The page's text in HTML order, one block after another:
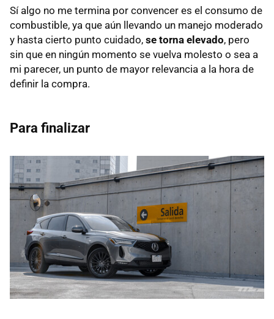
Sí algo no me termina por convencer es el consumo de
combustible, ya que aún llevando un manejo moderado
y hasta cierto punto cuidado, se torna elevado, pero
sin que en ningún momento se vuelva molesto o sea a
mi parecer, un punto de mayor relevancia a la hora de
definir la compra.
Para finalizar